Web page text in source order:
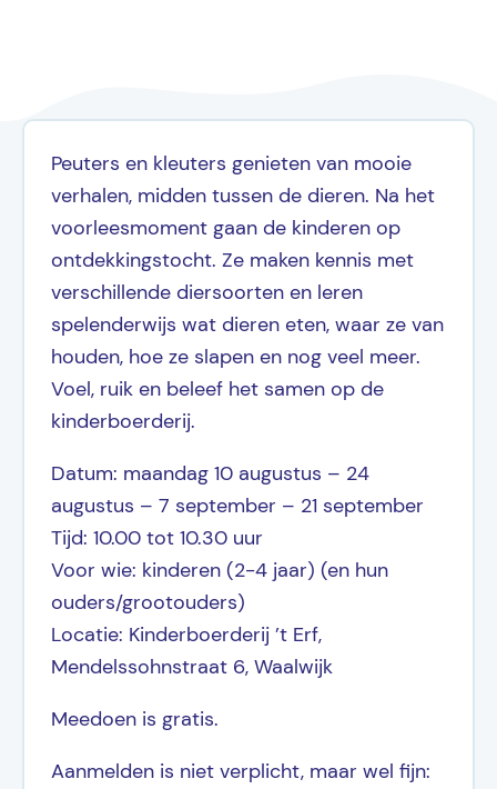
Peuters en kleuters genieten van mooie
verhalen, midden tussen de dieren. Na het
voorleesmoment gaan de kinderen op
ontdekkingstocht. Ze maken kennis met
verschillende diersoorten en leren
spelenderwijs wat dieren eten, waar ze van
houden, hoe ze slapen en nog veel meer.
Voel, ruik en beleef het samen op de
kinderboerderij.
Datum: maandag 10 augustus – 24
augustus – 7 september – 21 september
Tijd: 10.00 tot 10.30 uur
Voor wie: kinderen (2-4 jaar) (en hun
ouders/grootouders)
Locatie: Kinderboerderij ’t Erf,
Mendelssohnstraat 6, Waalwijk
Meedoen is gratis.
Aanmelden is niet verplicht, maar wel fijn: